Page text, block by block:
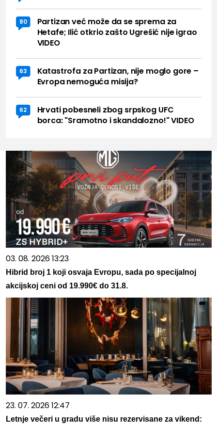
80
Partizan već može da se sprema za
Hetafe; Ilić otkrio zašto Ugrešić nije igrao
VIDEO
63
Katastrofa za Partizan, nije moglo gore –
Evropa nemoguća misija?
62
Hrvati pobesneli zbog srpskog UFC
borca: "Sramotno i skandalozno!" VIDEO
03. 08. 2026 13:23
Hibrid broj 1 koji osvaja Evropu, sada po specijalnoj
akcijskoj ceni od 19.990€ do 31.8.
23. 07. 2026 12:47
Letnje večeri u gradu više nisu rezervisane za vikend: